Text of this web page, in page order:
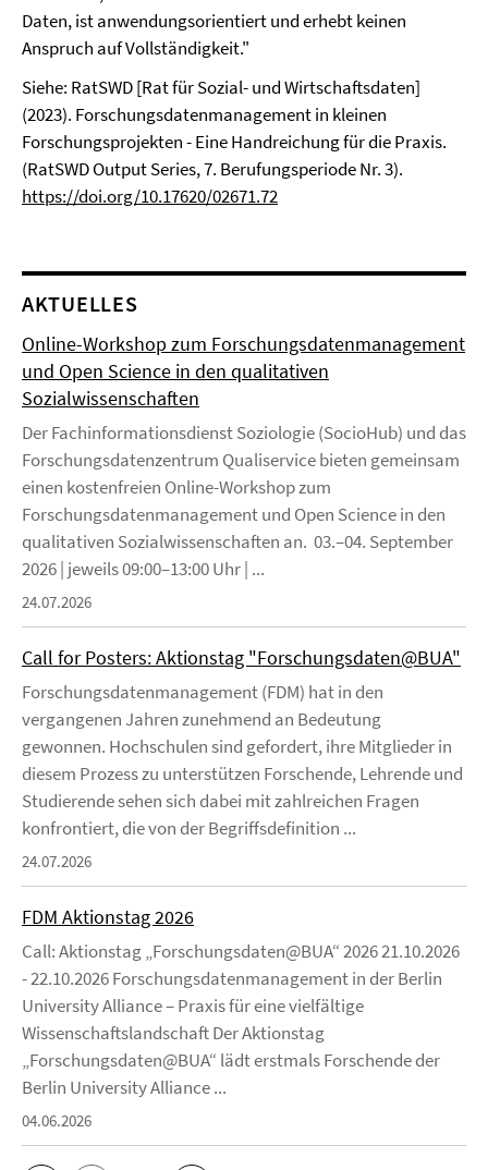
Daten, ist anwendungsorientiert und erhebt keinen
Anspruch auf Vollständigkeit."
Siehe: RatSWD [Rat für Sozial- und Wirtschaftsdaten]
(2023). Forschungsdatenmanagement in kleinen
Forschungsprojekten - Eine Handreichung für die Praxis.
(RatSWD Output Series, 7. Berufungsperiode Nr. 3).
https://doi.org/10.17620/02671.72
AKTUELLES
Online-Workshop zum Forschungsdatenmanagement
und Open Science in den qualitativen
Sozialwissenschaften
Der Fachinformationsdienst Soziologie (SocioHub) und das
Forschungsdatenzentrum Qualiservice bieten gemeinsam
einen kostenfreien Online-Workshop zum
Forschungsdatenmanagement und Open Science in den
qualitativen Sozialwissenschaften an. 03.–04. September
2026 | jeweils 09:00–13:00 Uhr | ...
24.07.2026
Call for Posters: Aktionstag "Forschungsdaten@BUA"
Forschungsdatenmanagement (FDM) hat in den
vergangenen Jahren zunehmend an Bedeutung
gewonnen. Hochschulen sind gefordert, ihre Mitglieder in
diesem Prozess zu unterstützen Forschende, Lehrende und
Studierende sehen sich dabei mit zahlreichen Fragen
konfrontiert, die von der Begriffsdefinition ...
24.07.2026
FDM Aktionstag 2026
Call: Aktionstag „Forschungsdaten@BUA“ 2026 21.10.2026
- 22.10.2026 Forschungsdatenmanagement in der Berlin
University Alliance – Praxis für eine vielfältige
Wissenschaftslandschaft Der Aktionstag
„Forschungsdaten@BUA“ lädt erstmals Forschende der
Berlin University Alliance ...
04.06.2026